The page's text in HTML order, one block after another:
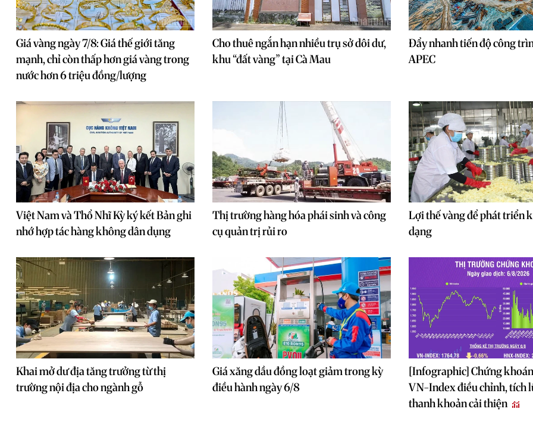
Giá vàng ngày 7/8: Giá thế giới tăng
mạnh, chỉ còn thấp hơn giá vàng trong
nước hơn 6 triệu đồng/lượng
Cho thuê ngắn hạn nhiều trụ sở dôi dư,
khu “đất vàng” tại Cà Mau
Đẩy nhanh tiến độ công
APEC
Việt Nam và Thổ Nhĩ Kỳ ký kết Bản ghi
nhớ hợp tác hàng không dân dụng
Thị trường hàng hóa phái sinh và công
cụ quản trị rủi ro
Lợi thế vàng để phát triển
dạng
Khai mở dư địa tăng trưởng từ thị
trường nội địa cho ngành gỗ
Giá xăng dầu đồng loạt giảm trong kỳ
điều hành ngày 6/8
[Infographic] Chứng
VN-Index điều chỉnh, tích
thanh khoản cải thiện